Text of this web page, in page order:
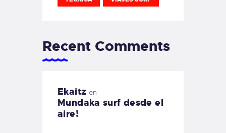
Recent Comments
Ekaitz en
Mundaka surf desde el
aire!